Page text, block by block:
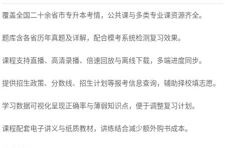
覆盖全国二十余省市专升本考情，公共课与多类专业课资源齐全。
题库含各省历年真题及详解，配合模考系统检测复习效果。
课程支持直播、高清录播、倍速回放与离线下载，多端进度同步。
提供招生政策、分数线、招生计划等报考信息查询，辅助择校填志愿。
学习数据可视化呈现正确率与薄弱知识点，便于调整复习计划。
课程配套电子讲义与纸质教材，讲练结合减少额外购书成本。